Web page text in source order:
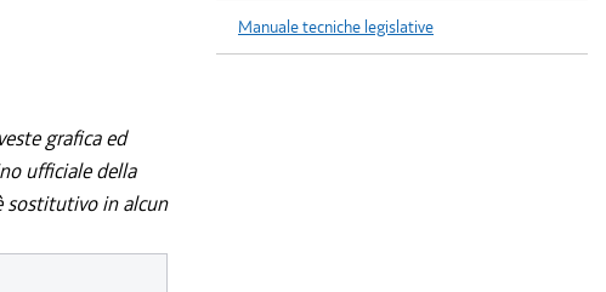
grafica ed
ufficiale della
sostitutivo in alcun
Manuale tecniche legislative